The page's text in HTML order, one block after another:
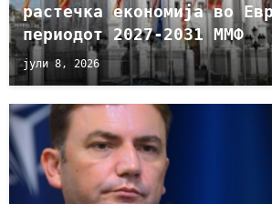
растечка економија во
периодот 2027-2031 ММФ
јули 8, 2026